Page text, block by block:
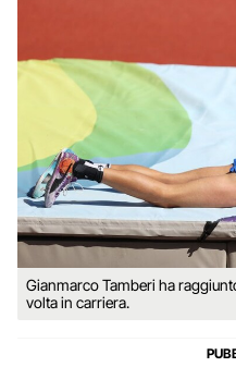
Gianmarco Tamberi ha
volta in carriera.